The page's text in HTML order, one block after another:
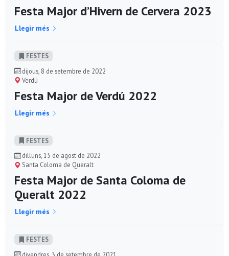
Festa Major d’Hivern de Cervera 2023
Llegir més
FESTES
dijous, 8 de setembre de 2022
Verdú
Festa Major de Verdú 2022
Llegir més
FESTES
dilluns, 15 de agost de 2022
Santa Coloma de Queralt
Festa Major de Santa Coloma de
Queralt 2022
Llegir més
FESTES
divendres, 3 de setembre de 2021